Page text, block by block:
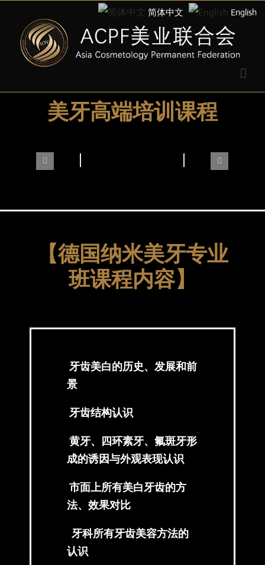
美牙高端培训课程
【德国纳米美牙专业
班课程内容】
牙齿美白的历史、发展和前
景
牙齿结构认识
黄牙、四环素牙、氟斑牙形
成的诱因与外观表现认识
市面上所有美白牙齿的方
法、效果对比
牙科所有牙齿美容方法的
认识
简体中文 English